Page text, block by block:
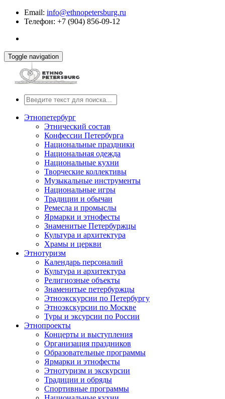
Email: info@ethnopetersburg.ru
Телефон: +7 (904) 856-09-12
Toggle navigation
Этнопетербург
Этнический состав
Конфессии Петербурга
Национальные праздники
Национальная одежда
Национальные кухни
Творческие коллективы
Музыкальные инструменты
Национальные игры
Традиции и обычаи
Ремесла и промыслы
Ярмарки и этнофесты
Знаменитые Петербуржцы
Культура и архитектура
Храмы и церкви
Этнотуризм
Календарь персоналий
Культура и архитектура
Религиозные объекты
Знаменитые петербуржцы
Этноэкскурсии по Петербургу
Этноэкскурсии по Москве
Туры и эксурсии по России
Этнопроекты
Концерты и выступления
Организация праздников
Образовательные программы
Ярмарки и этнофесты
Этнотуризм и экскурсии
Традиции и обряды
Спортивные программы